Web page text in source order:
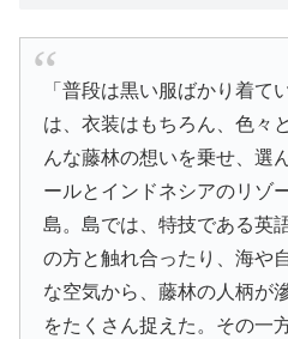
「普段は黒い服ばかり着
は、衣装はもちろん、色々
んな藤林の想いを乗せ、選
ールとインドネシアのリゾ
島。島では、特技である英
の方と触れ合ったり、海や
な空気から、藤林の人柄が
をたくさん捉えた。その一